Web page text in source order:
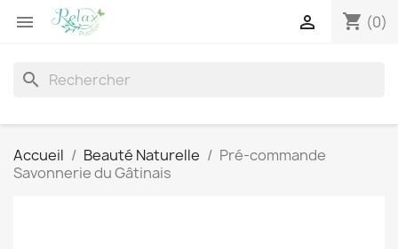
 shopping_cart (0)

search
Accueil Beauté Naturelle
Pré-commande
Savonnerie du Gâtinais